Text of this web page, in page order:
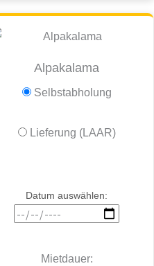
Alpakalama
Selbstabholung
Lieferung (LAAR)
Datum auswählen:
Mietdauer: